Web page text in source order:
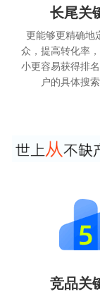
长尾关
更能够更精确地
众，提高转化率
小更容易获得排
户的具体搜索
竞品关